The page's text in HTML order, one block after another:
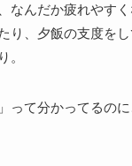
なんだか疲れやす
り、夕飯の支度を
。
って分かってるの